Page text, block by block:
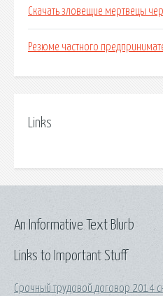
Скачать зловещие мертвецы
Резюме частного
Links
Links to Important Stuff
Срочный трудовой договор 2014
An Informative Text Blurb